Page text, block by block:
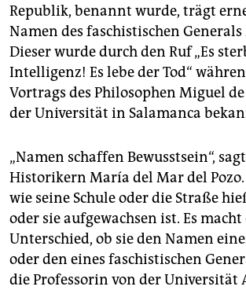
Republik, benannt wurde, trägt
Namen des faschistischen
Dieser wurde durch den Ruf „Es
Intelligenz! Es lebe der Tod“
Vortrags des Philosophen Miguel
der Universität in Salamanca
„Namen schaffen Bewusstsein“,
Historikern María del Mar del Pozo.
wie seine Schule oder die Straße
oder sie aufgewachsen ist. Es
Unterschied, ob sie den Namen
oder den eines faschistischen
die Professorin von der Universität